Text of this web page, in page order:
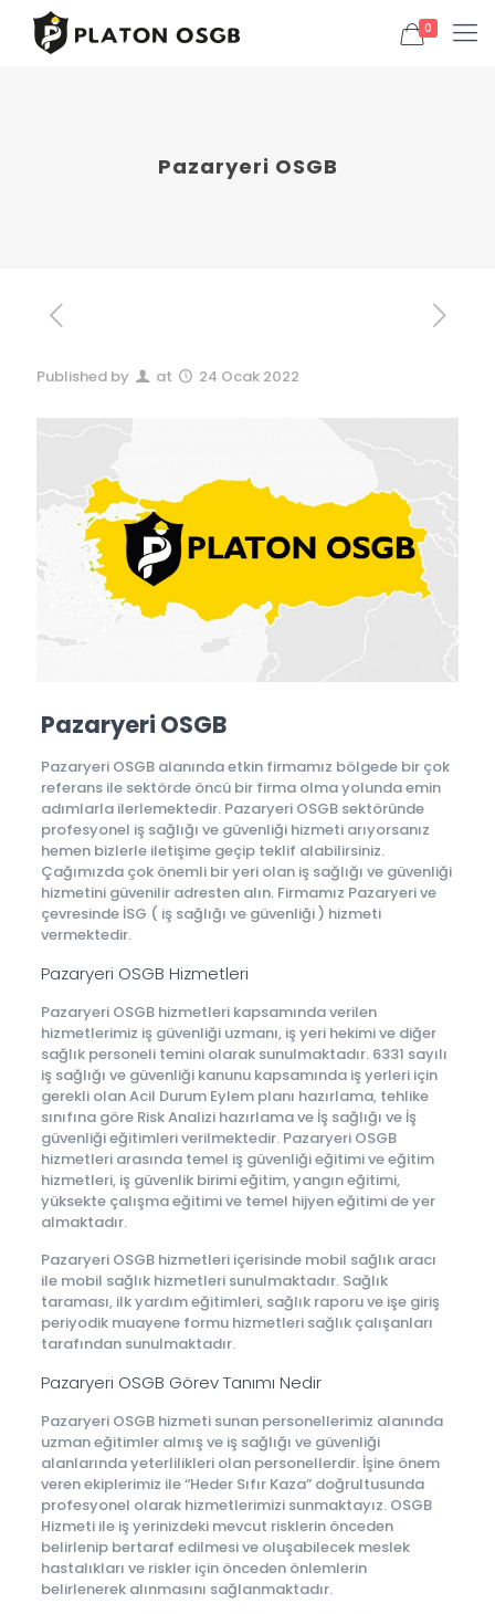
0
Pazaryeri OSGB
Published by at 24 Ocak 2022
Pazaryeri OSGB
Pazaryeri OSGB alanında etkin firmamız bölgede bir çok
referans ile sektörde öncü bir firma olma yolunda emin
adımlarla ilerlemektedir. Pazaryeri OSGB sektöründe
profesyonel iş sağlığı ve güvenliği hizmeti arıyorsanız
hemen bizlerle iletişime geçip teklif alabilirsiniz.
Çağımızda çok önemli bir yeri olan iş sağlığı ve güvenliği
hizmetini güvenilir adresten alın. Firmamız Pazaryeri ve
çevresinde İSG ( iş sağlığı ve güvenliği ) hizmeti
vermektedir.
Pazaryeri OSGB Hizmetleri
Pazaryeri OSGB hizmetleri kapsamında verilen
hizmetlerimiz iş güvenliği uzmanı, iş yeri hekimi ve diğer
sağlık personeli temini olarak sunulmaktadır. 6331 sayılı
iş sağlığı ve güvenliği kanunu kapsamında iş yerleri için
gerekli olan Acil Durum Eylem planı hazırlama, tehlike
sınıfına göre Risk Analizi hazırlama ve İş sağlığı ve İş
güvenliği eğitimleri verilmektedir. Pazaryeri OSGB
hizmetleri arasında temel iş güvenliği eğitimi ve eğitim
hizmetleri, iş güvenlik birimi eğitim, yangın eğitimi,
yüksekte çalışma eğitimi ve temel hijyen eğitimi de yer
almaktadır.
Pazaryeri OSGB hizmetleri içerisinde mobil sağlık aracı
ile mobil sağlık hizmetleri sunulmaktadır. Sağlık
taraması, ilk yardım eğitimleri, sağlık raporu ve işe giriş
periyodik muayene formu hizmetleri sağlık çalışanları
tarafından sunulmaktadır.
Pazaryeri OSGB Görev Tanımı Nedir
Pazaryeri OSGB hizmeti sunan personellerimiz alanında
uzman eğitimler almış ve iş sağlığı ve güvenliği
alanlarında yeterlilikleri olan personellerdir. İşine önem
veren ekiplerimiz ile “Heder Sıfır Kaza” doğrultusunda
profesyonel olarak hizmetlerimizi sunmaktayız. OSGB
Hizmeti ile iş yerinizdeki mevcut risklerin önceden
belirlenip bertaraf edilmesi ve oluşabilecek meslek
hastalıkları ve riskler için önceden önlemlerin
belirlenerek alınmasını sağlanmaktadır.